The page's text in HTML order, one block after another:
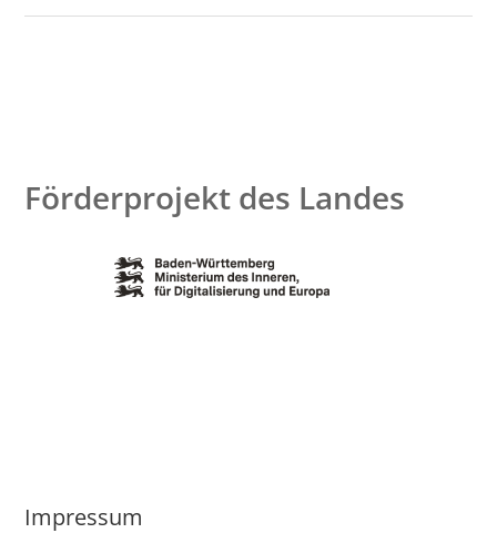
Förderprojekt des Landes
Impressum